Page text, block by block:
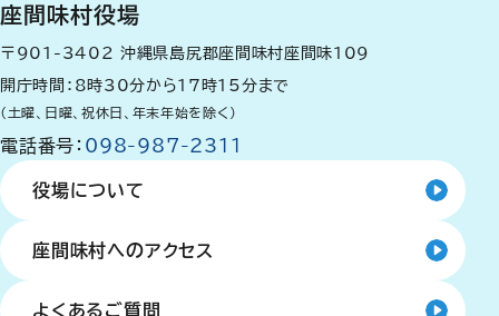
座間味村役場
〒901-3402 沖縄県島尻郡座間味村座間味109
開庁時間：8時30分から17時15分まで
（土曜、日曜、祝休日、年末年始を除く）
電話番号： 098-987-2311
役場について
座間味村へのアクセス
よくあるご質問